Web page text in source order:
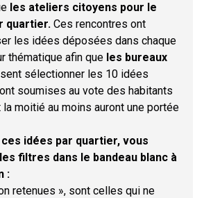
les ateliers citoyens pour le
quartier. Ces rencontres ont
les idées déposées dans chaque
thématique afin que les bureaux
sélectionner les 10 idées
soumises au vote des habitants
moitié au moins auront une portée
idées par quartier, vous
filtres dans le bandeau blanc à
:
retenues », sont celles qui ne